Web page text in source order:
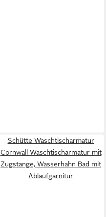
Schütte Waschtischarmatur
Cornwall Waschtischarmatur mit
Zugstange, Wasserhahn Bad mit
Ablaufgarnitur